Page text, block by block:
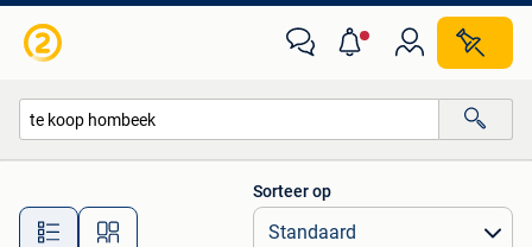
Alle afstanden…
Sorteer op